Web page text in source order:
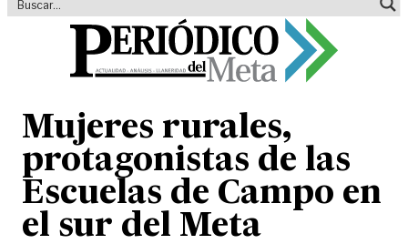
Mujeres rurales,
protagonistas de las
Escuelas de Campo en
el sur del Meta